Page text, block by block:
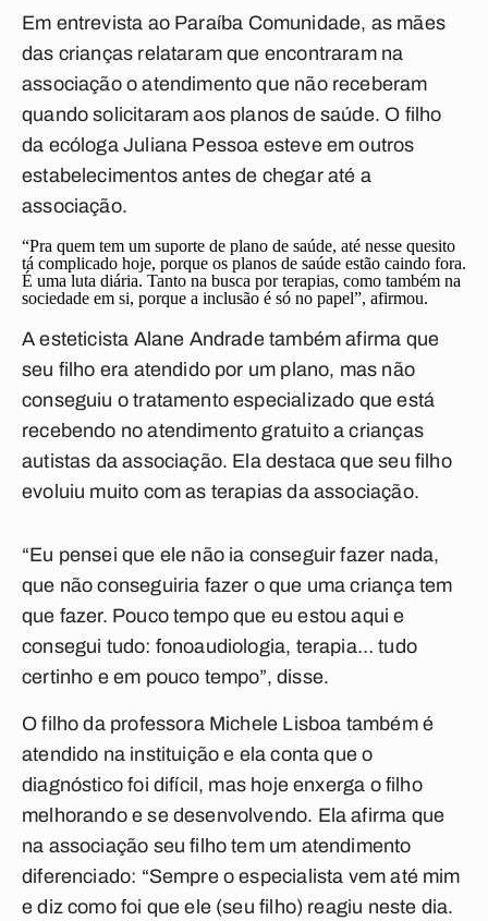
Em entrevista ao Paraíba Comunidade, as mães
das crianças relataram que encontraram na
associação o atendimento que não receberam
quando solicitaram aos planos de saúde. O filho
da ecóloga Juliana Pessoa esteve em outros
estabelecimentos antes de chegar até a
associação.
“Pra quem tem um suporte de plano de saúde, até nesse quesito
tá complicado hoje, porque os planos de saúde estão caindo fora.
É uma luta diária. Tanto na busca por terapias, como também na
sociedade em si, porque a inclusão é só no papel”, afirmou.
A esteticista Alane Andrade também afirma que
seu filho era atendido por um plano, mas não
conseguiu o tratamento especializado que está
recebendo no atendimento gratuito a crianças
autistas da associação. Ela destaca que seu filho
evoluiu muito com as terapias da associação.
“Eu pensei que ele não ia conseguir fazer nada,
que não conseguiria fazer o que uma criança tem
que fazer. Pouco tempo que eu estou aqui e
consegui tudo: fonoaudiologia, terapia… tudo
certinho e em pouco tempo”, disse.
O filho da professora Michele Lisboa também é
atendido na instituição e ela conta que o
diagnóstico foi difícil, mas hoje enxerga o filho
melhorando e se desenvolvendo. Ela afirma que
na associação seu filho tem um atendimento
diferenciado: “Sempre o especialista vem até mim
e diz como foi que ele (seu filho) reagiu neste dia.